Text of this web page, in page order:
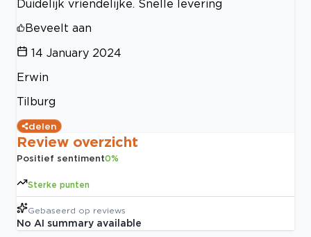
Duidelijk vriendelijke. Snelle levering
Beveelt aan
14 January 2024
Erwin
Tilburg
delen
Review overzicht
Positief sentiment0%
Sterke punten
Gebaseerd op reviews
No AI summary available